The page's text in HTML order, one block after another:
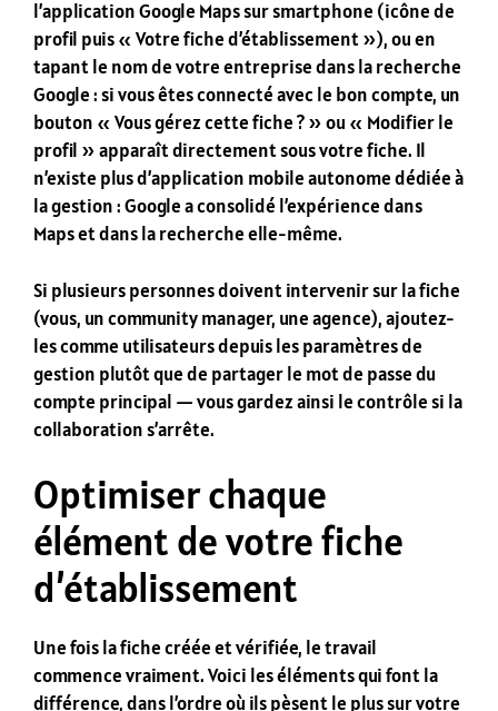
l’application Google Maps sur smartphone (icône de
profil puis « Votre fiche d’établissement »), ou en
tapant le nom de votre entreprise dans la recherche
Google : si vous êtes connecté avec le bon compte, un
bouton « Vous gérez cette fiche ? » ou « Modifier le
profil » apparaît directement sous votre fiche. Il
n’existe plus d’application mobile autonome dédiée à
la gestion : Google a consolidé l’expérience dans
Maps et dans la recherche elle-même.
Si plusieurs personnes doivent intervenir sur la fiche
(vous, un community manager, une agence), ajoutez-
les comme utilisateurs depuis les paramètres de
gestion plutôt que de partager le mot de passe du
compte principal — vous gardez ainsi le contrôle si la
collaboration s’arrête.
Optimiser chaque
élément de votre fiche
d’établissement
Une fois la fiche créée et vérifiée, le travail
commence vraiment. Voici les éléments qui font la
différence, dans l’ordre où ils pèsent le plus sur votre